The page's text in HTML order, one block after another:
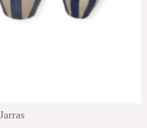
Jarras